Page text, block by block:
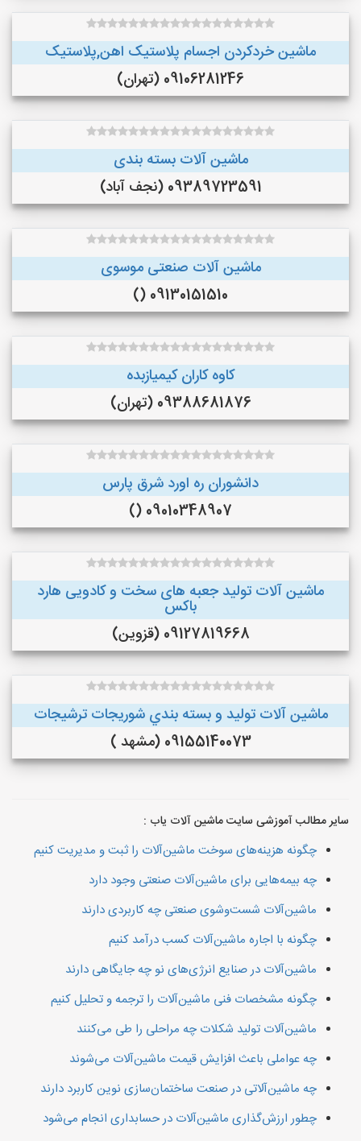
ماشین خردکردن اجسام پلاستیک اهن,پلاستیک
09106281246 (تهران)
ماشین آلات بسته بندی
09389723591 (نجف‌ آباد)
ماشین آلات صنعتی موسوی
09130151510 ()
کاوه کاران کیمیازبده
09388681876 (تهران)
دانشوران ره اورد شرق پارس
09010348907 ()
ماشین آلات تولید جعبه های سخت و کادویی هارد
باکس
09127819668 (قزوین)
ماشین آلات توليد و بسته بندي شوريجات ترشيجات
09155140073 (مشهد )
سایر مطالب آموزشی سایت ماشین آلات یاب :
چگونه هزینه‌های سوخت ماشین‌آلات را ثبت و مدیریت کنیم
چه بیمه‌هایی برای ماشین‌آلات صنعتی وجود دارد
ماشین‌آلات شست‌وشوی صنعتی چه کاربردی دارند
چگونه با اجاره ماشین‌آلات کسب درآمد کنیم
ماشین‌آلات در صنایع انرژی‌های نو چه جایگاهی دارند
چگونه مشخصات فنی ماشین‌آلات را ترجمه و تحلیل کنیم
ماشین‌آلات تولید شکلات چه مراحلی را طی می‌کنند
چه عواملی باعث افزایش قیمت ماشین‌آلات می‌شوند
چه ماشین‌آلاتی در صنعت ساختمان‌سازی نوین کاربرد دارند
چطور ارزش‌گذاری ماشین‌آلات در حسابداری انجام می‌شود